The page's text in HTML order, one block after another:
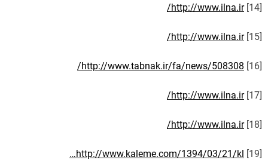
[14]
http://www.ilna.ir/
[15]
http://www.ilna.ir/
[16]
http://www.tabnak.ir/fa/news/508308/
[17]
http://www.ilna.ir/
[18]
http://www.ilna.ir/
[19]
http://www.kaleme.com/1394/03/21/kl…